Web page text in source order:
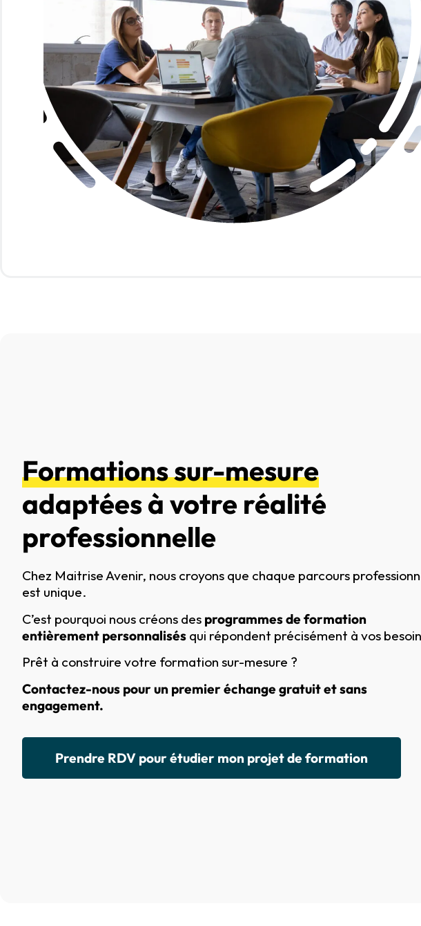
Formations sur-mesure
adaptées à votre réalité
professionnelle
Chez Maitrise Avenir, nous croyons que chaque parcours
est unique.
C’est pourquoi nous créons des programmes de formation
entièrement personnalisés qui répondent précisément à vos
Prêt à construire votre formation sur-mesure ?
Contactez-nous pour un premier échange gratuit et sans
engagement.
Prendre RDV pour étudier mon projet de formation